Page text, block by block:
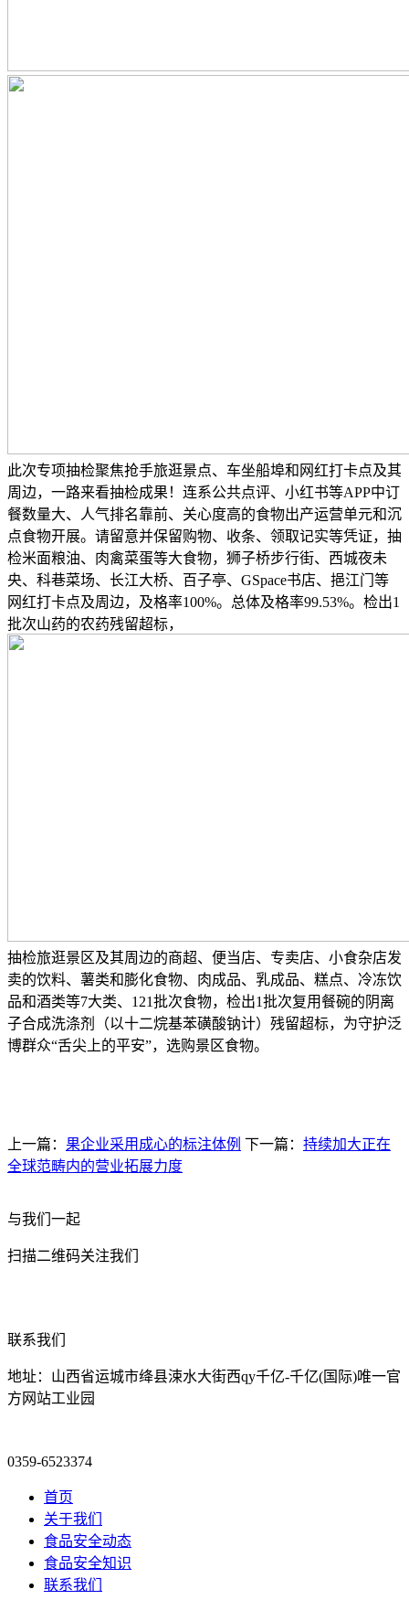
此次专项抽检聚焦抢手旅逛景点、车坐船埠和网红打卡点及其
周边，一路来看抽检成果！连系公共点评、小红书等APP中订
餐数量大、人气排名靠前、关心度高的食物出产运营单元和沉
点食物开展。请留意并保留购物、收条、领取记实等凭证，抽
检米面粮油、肉禽菜蛋等大食物，狮子桥步行街、西城夜未
央、科巷菜场、长江大桥、百子亭、GSpace书店、挹江门等
网红打卡点及周边，及格率100%。总体及格率99.53%。检出1
批次山药的农药残留超标，
抽检旅逛景区及其周边的商超、便当店、专卖店、小食杂店发
卖的饮料、薯类和膨化食物、肉成品、乳成品、糕点、冷冻饮
品和酒类等7大类、121批次食物，检出1批次复用餐碗的阴离
子合成洗涤剂（以十二烷基苯磺酸钠计）残留超标，为守护泛
博群众“舌尖上的平安”，选购景区食物。
上一篇： 果企业采用成心的标注体例 下一篇： 持续加大正在
全球范畴内的营业拓展力度
与我们一起
扫描二维码关注我们
联系我们
地址：山西省运城市绛县涑水大街西qy千亿-千亿(国际)唯一官
方网站工业园
0359-6523374
首页
关于我们
食品安全动态
食品安全知识
联系我们